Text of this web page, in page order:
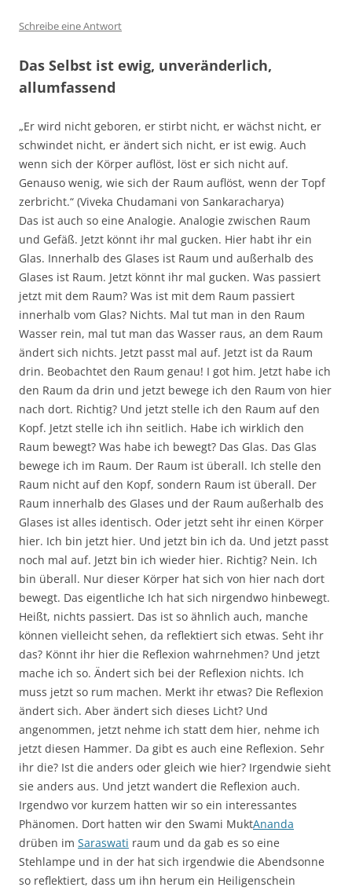
Schreibe eine Antwort
Das Selbst ist ewig, unveränderlich,
allumfassend
„Er wird nicht geboren, er stirbt nicht, er wächst nicht, er
schwindet nicht, er ändert sich nicht, er ist ewig. Auch
wenn sich der Körper auflöst, löst er sich nicht auf.
Genauso wenig, wie sich der Raum auflöst, wenn der Topf
zerbricht.“ (Viveka Chudamani von Sankaracharya)
Das ist auch so eine Analogie. Analogie zwischen Raum
und Gefäß. Jetzt könnt ihr mal gucken. Hier habt ihr ein
Glas. Innerhalb des Glases ist Raum und außerhalb des
Glases ist Raum. Jetzt könnt ihr mal gucken. Was passiert
jetzt mit dem Raum? Was ist mit dem Raum passiert
innerhalb vom Glas? Nichts. Mal tut man in den Raum
Wasser rein, mal tut man das Wasser raus, an dem Raum
ändert sich nichts. Jetzt passt mal auf. Jetzt ist da Raum
drin. Beobachtet den Raum genau! I got him. Jetzt habe ich
den Raum da drin und jetzt bewege ich den Raum von hier
nach dort. Richtig? Und jetzt stelle ich den Raum auf den
Kopf. Jetzt stelle ich ihn seitlich. Habe ich wirklich den
Raum bewegt? Was habe ich bewegt? Das Glas. Das Glas
bewege ich im Raum. Der Raum ist überall. Ich stelle den
Raum nicht auf den Kopf, sondern Raum ist überall. Der
Raum innerhalb des Glases und der Raum außerhalb des
Glases ist alles identisch. Oder jetzt seht ihr einen Körper
hier. Ich bin jetzt hier. Und jetzt bin ich da. Und jetzt passt
noch mal auf. Jetzt bin ich wieder hier. Richtig? Nein. Ich
bin überall. Nur dieser Körper hat sich von hier nach dort
bewegt. Das eigentliche Ich hat sich nirgendwo hinbewegt.
Heißt, nichts passiert. Das ist so ähnlich auch, manche
können vielleicht sehen, da reflektiert sich etwas. Seht ihr
das? Könnt ihr hier die Reflexion wahrnehmen? Und jetzt
mache ich so. Ändert sich bei der Reflexion nichts. Ich
muss jetzt so rum machen. Merkt ihr etwas? Die Reflexion
ändert sich. Aber ändert sich dieses Licht? Und
angenommen, jetzt nehme ich statt dem hier, nehme ich
jetzt diesen Hammer. Da gibt es auch eine Reflexion. Sehr
ihr die? Ist die anders oder gleich wie hier? Irgendwie sieht
sie anders aus. Und jetzt wandert die Reflexion auch.
Irgendwo vor kurzem hatten wir so ein interessantes
Phänomen. Dort hatten wir den Swami MuktAnanda
drüben im Saraswati raum und da gab es so eine
Stehlampe und in der hat sich irgendwie die Abendsonne
so reflektiert, dass um ihn herum ein Heiligenschein